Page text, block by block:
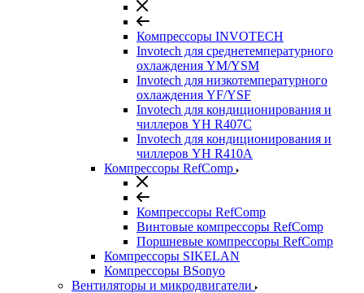
Компрессоры INVOTECH
Invotech для среднетемпературного
охлаждения YM/YSM
Invotech для низкотемпературного
охлаждения YF/YSF
Invotech для кондиционирования и
чиллеров YH R407C
Invotech для кондиционирования и
чиллеров YH R410A
Компрессоры RefComp
Компрессоры RefComp
Винтовые компрессоры RefComp
Поршневые компрессоры RefComp
Компрессоры SIKELAN
Компрессоры BSonyo
Вентиляторы и микродвигатели